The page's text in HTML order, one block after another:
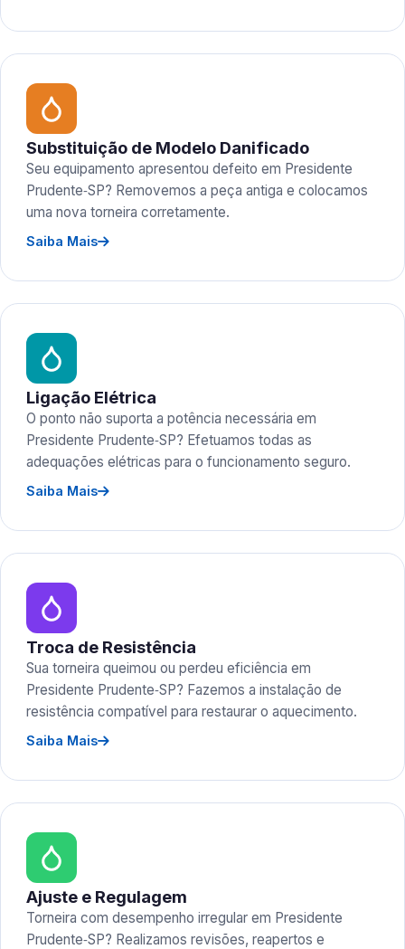
Substituição de Modelo Danificado
Seu equipamento apresentou defeito em Presidente
Prudente‑SP? Removemos a peça antiga e colocamos
uma nova torneira corretamente.
Saiba Mais
Ligação Elétrica
O ponto não suporta a potência necessária em
Presidente Prudente‑SP? Efetuamos todas as
adequações elétricas para o funcionamento seguro.
Saiba Mais
Troca de Resistência
Sua torneira queimou ou perdeu eficiência em
Presidente Prudente‑SP? Fazemos a instalação de
resistência compatível para restaurar o aquecimento.
Saiba Mais
Ajuste e Regulagem
Torneira com desempenho irregular em Presidente
Prudente‑SP? Realizamos revisões, reapertos e